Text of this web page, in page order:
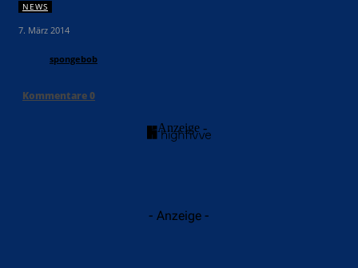
NEWS
7. März 2014
spongebob
Kommentare0
- Anzeige -
- Anzeige -